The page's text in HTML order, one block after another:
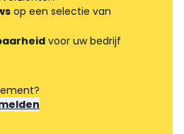
op een selectie van
voor uw bedrijf